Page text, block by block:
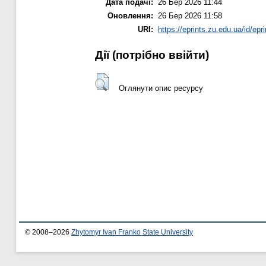
Дата подачі: 26 Бер 2026 11:44
Оновлення: 26 Бер 2026 11:58
URI:
https://eprints.zu.edu.ua/id/
Дії ​​(потрібно ввійти)
Оглянути опис ресурсу
© 2008–2026 Zhytomyr Ivan Franko State University